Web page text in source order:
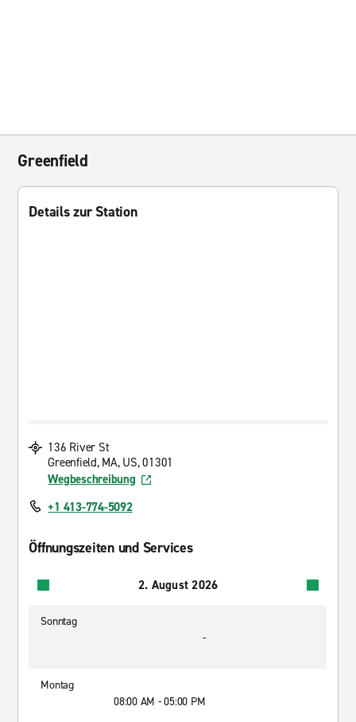
Greenfield
Details zur Station
136 River St
Greenfield, MA, US, 01301
Wegbeschreibung
+1 413-774-5092
Öffnungszeiten und Services
2. August 2026
Sonntag
-
Montag
08:00 AM - 05:00 PM